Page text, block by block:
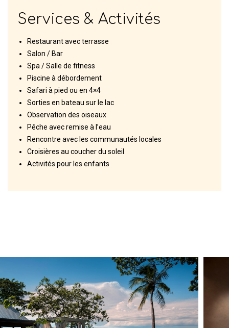
Services & Activités
Restaurant avec terrasse
Salon / Bar
Spa / Salle de fitness
Piscine à débordement
Safari à pied ou en 4×4
Sorties en bateau sur le lac
Observation des oiseaux
Pêche avec remise à l’eau
Rencontre avec les communautés locales
Croisières au coucher du soleil
Activités pour les enfants